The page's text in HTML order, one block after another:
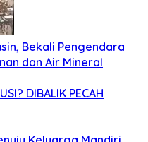
Bekali Pengendara
dan Air Mineral
DIBALIK PECAH